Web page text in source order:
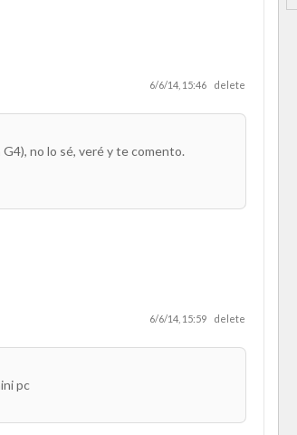
6/6/14, 15:46 delete
no lo sé, veré y te comento.
6/6/14, 15:59 delete
pc